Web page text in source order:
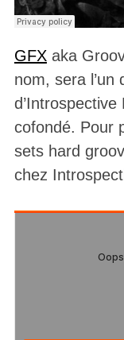
GFXaka
nom, sera l’un
d’Introspective
cofondé. Pour
sets hard
chez